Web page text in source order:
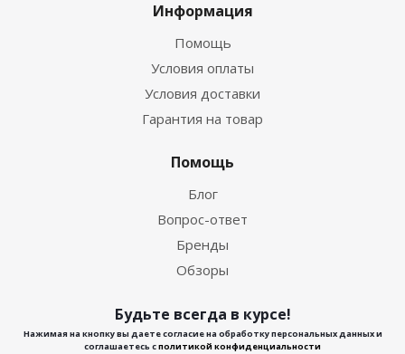
Информация
Помощь
Условия оплаты
Условия доставки
Гарантия на товар
Помощь
Блог
Вопрос-ответ
Бренды
Обзоры
Будьте всегда в курсе!
Нажимая на кнопку вы даете согласие на обработку персональных данных и
соглашаетесь сполитикой конфиденциальности